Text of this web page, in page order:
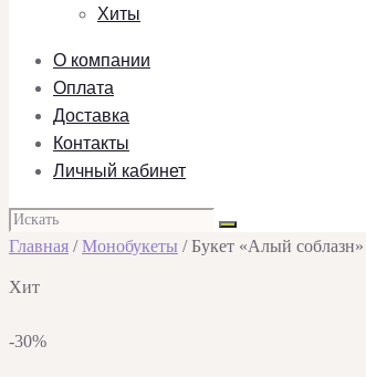
Хиты
О компании
Оплата
Доставка
Контакты
Личный кабинет
Главная /Монобукеты / Букет «Алый
Хит
-30%